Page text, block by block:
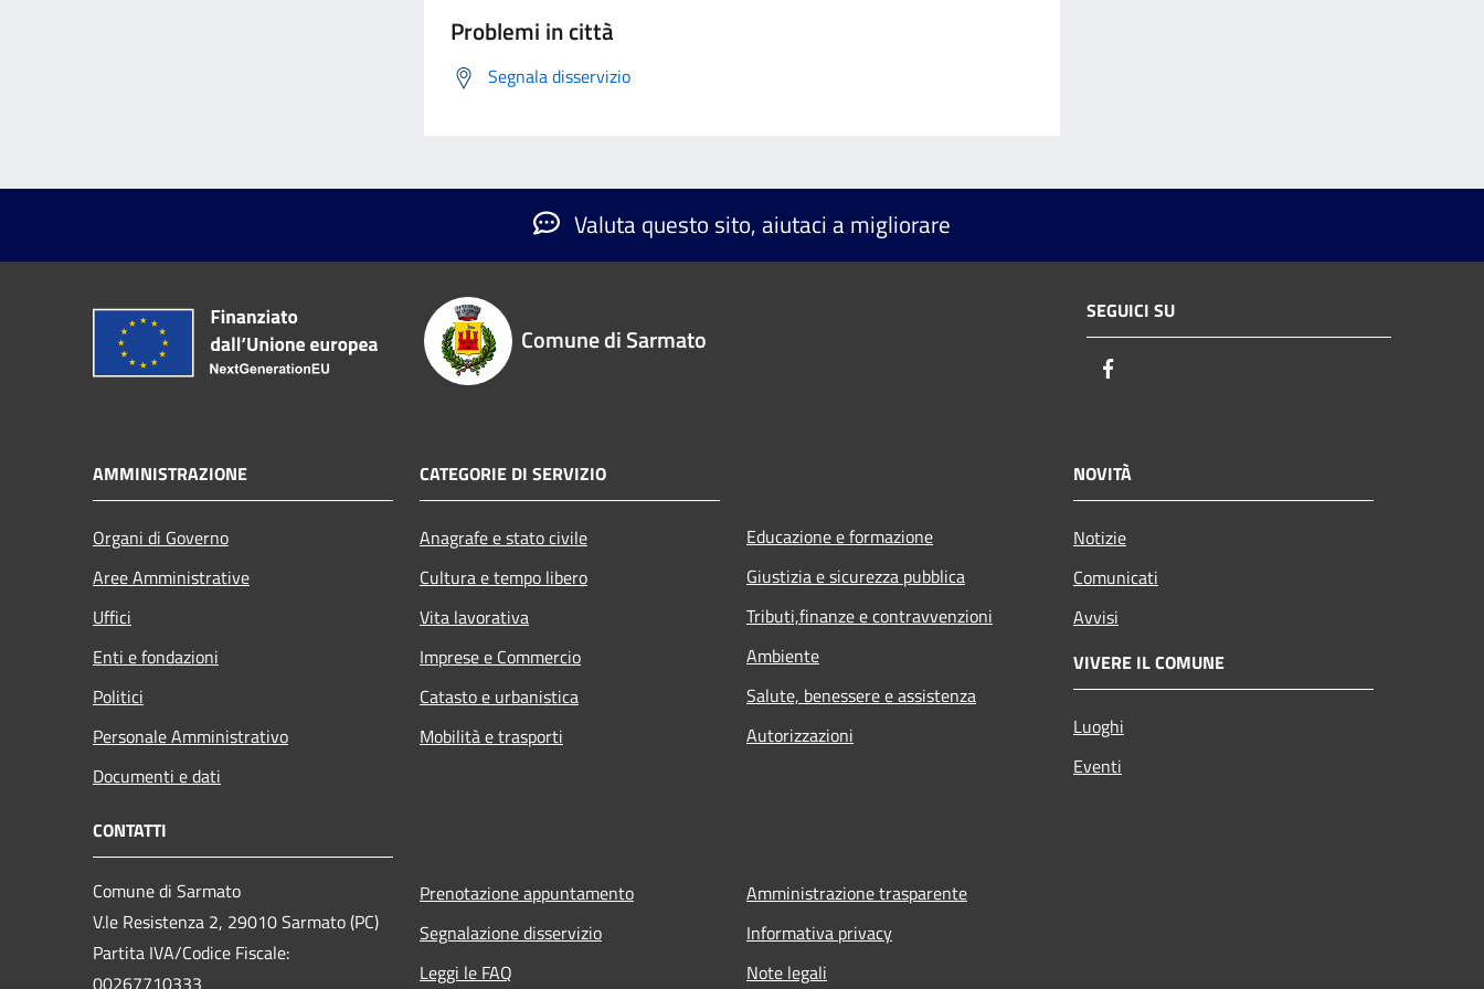
Problemi in città
Segnala disservizio
Valuta questo sito, aiutaci a migliorare
Comune di Sarmato
SEGUICI SU
AMMINISTRAZIONE
Organi di Governo
Aree Amministrative
Uffici
Enti e fondazioni
Politici
Personale Amministrativo
Documenti e dati
CATEGORIE DI SERVIZIO
Anagrafe e stato civile
Cultura e tempo libero
Vita lavorativa
Imprese e Commercio
Catasto e urbanistica
Mobilità e trasporti
Educazione e formazione
Giustizia e sicurezza pubblica
Tributi,finanze e contravvenzioni
Ambiente
Salute, benessere e assistenza
Autorizzazioni
NOVITÀ
Notizie
Comunicati
Avvisi
VIVERE IL COMUNE
Luoghi
Eventi
CONTATTI
Comune di Sarmato
V.le Resistenza 2, 29010 Sarmato (PC)
Partita IVA/Codice Fiscale:
Prenotazione appuntamento
Segnalazione disservizio
Leggi le FAQ
Amministrazione trasparente
Informativa privacy
Note legali